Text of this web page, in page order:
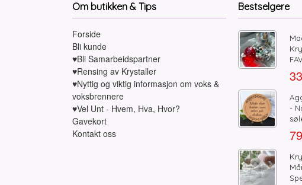
Om butikken & Tips
Forside
Bli kunde
♥Bli Samarbeidspartner
♥Rensing av Krystaller
♥Nyttig og viktig informasjon om voks &
voksbrennere
♥Vel Unt - Hvem, Hva, Hvor?
Gavekort
Kontakt oss
Bestselgere
-